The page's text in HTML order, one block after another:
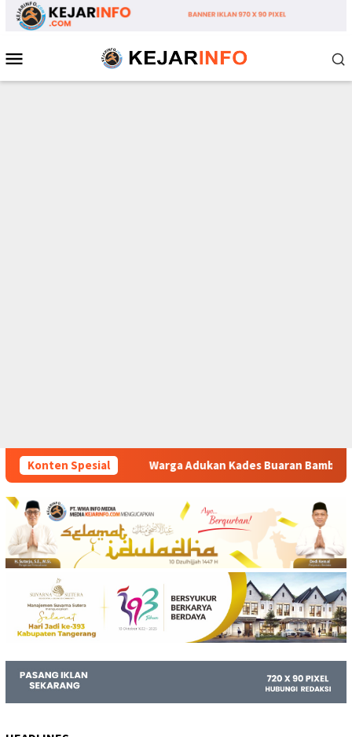
Loncat
Mobile
Konten Spesial
Adukan Kades Buaran Bambu Atas Dugaan Pungutan Liar